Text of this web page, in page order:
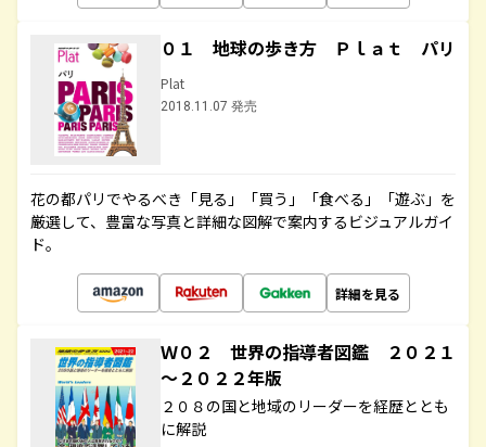
０１ 地球の歩き方 Ｐｌａｔ パリ
Plat
2018.11.07 発売
花の都パリでやるべき「見る」「買う」「食べる」「遊ぶ」を
厳選して、豊富な写真と詳細な図解で案内するビジュアルガイ
ド。
詳細を見る
Ｗ０２ 世界の指導者図鑑 ２０２１
～２０２２年版
２０８の国と地域のリーダーを経歴ととも
に解説